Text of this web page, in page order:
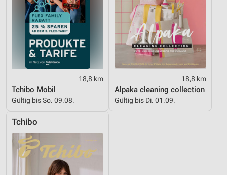
18,8 km
Tchibo Mobil
Gültig bis So. 09.08.
18,8 km
Alpaka cleaning collection
Gültig bis Di. 01.09.
Tchibo